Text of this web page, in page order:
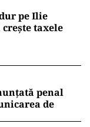
pe Ilie
taxele
penal
de